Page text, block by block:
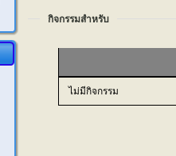
กิจกรรมสำหรับ
ไม่มีกิจกรรม